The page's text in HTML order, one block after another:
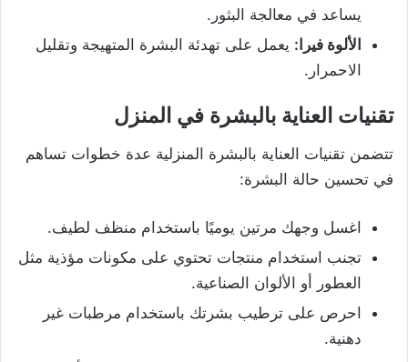
يساعد في معالجة البثور.
الألوة فيرا : يعمل على تهدئة البشرة المتهيجة وتقليل
الاحمرار.
تقنيات العناية بالبشرة في المنزل
تتضمن تقنيات العناية بالبشرة المنزلية عدة خطوات تساهم
في تحسين حالة البشرة:
اغسل وجهك مرتين يوميًا باستخدام منظف لطيف.
تجنب استخدام منتجات تحتوي على مكونات مؤذية مثل
العطور أو الألوان الصناعية.
احرص على ترطيب بشرتك باستخدام مرطبات غير
دهنية.